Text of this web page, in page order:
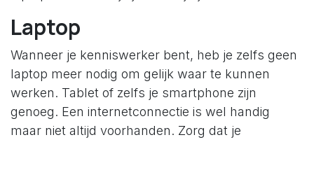
Laptop
Wanneer je kenniswerker bent, heb je zelfs geen
laptop meer nodig om gelijk waar te kunnen
werken. Tablet of zelfs je smartphone zijn
genoeg. Een internetconnectie is wel handig
maar niet altijd voorhanden. Zorg dat je